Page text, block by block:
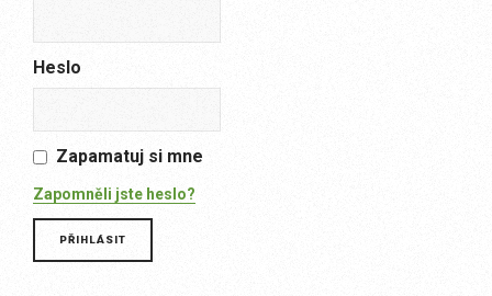
Heslo
Zapamatuj si mne
Zapomněli jste heslo?